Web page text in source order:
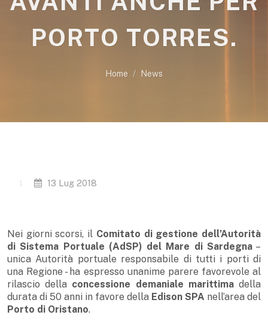
PORTO TORRES.
Home News
13 Lug 2018
Nei giorni scorsi, il Comitato di gestione dell’Autorità
di Sistema Portuale (AdSP) del Mare di Sardegna–
unica Autorità portuale responsabile di tutti i porti di
una Regione - ha espresso unanime parere favorevole al
rilascio della concessione demaniale marittimadella
durata di 50 anni in favore della Edison SPA nell’area del
Porto di Oristano.